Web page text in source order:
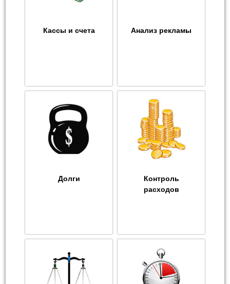
Кассы и счета Анализ рекламы
Долги
Контроль
расходов